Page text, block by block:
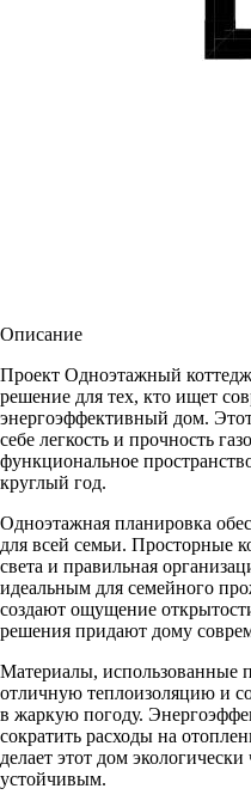
Описание
Проект Одноэтажный коттедж
решение для тех, кто ищет
энергоэффективный дом.
себе легкость и прочность
функциональное
круглый год.
Одноэтажная планировка
для всей семьи. Просторные
света и правильная
идеальным для семейного
создают ощущение
решения придают дому
Материалы, использованные
отличную теплоизоляцию и
в жаркую погоду.
сократить расходы на
делает этот дом
устойчивым.